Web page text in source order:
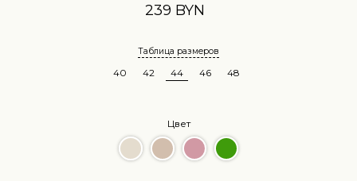
239 BYN
Таблица размеров
40 42 44 46 48
Цвет